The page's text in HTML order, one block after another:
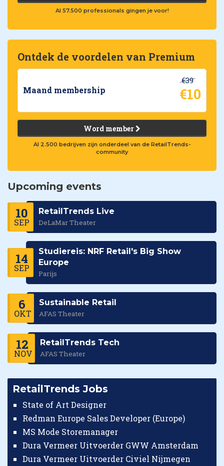
Al 57.500 professionals gingen je voor!
Ontdek de voordelen van Premium
Maand membership
€39
€10
Word member
Al 2.500 bedrijven zijn onderdeel van de RetailTrends-
community
Upcoming events
10
SEP
RetailTrends Live
DeLaMar Theater
14
SEP
Studiereis: NRF Retail's Big Show
Europe
Parijs
6
OKT
Sustainable Retail
AFAS Theater
12
NOV
RetailTrends Tech
AFAS Theater
RetailTrends Jobs
State of Art Designer
Redman Europe Sales Developer (Europe)
MS Mode Storemanager
Dura Vermeer Uitvoerder GWW Amsterdam
Dura Vermeer Uitvoerder Civiel Nijmegen